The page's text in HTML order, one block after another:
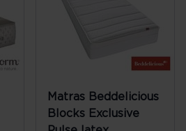
Matras Beddelicious
Blocks Exclusive